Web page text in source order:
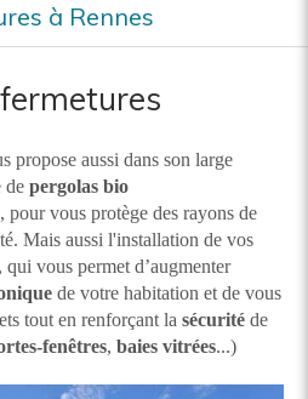
à Rennes
propose aussi dans son large
de pergolas bio
, pour vous protège des rayons de
Mais aussi l'installation de vos
, qui vous permet d’augmenter
de votre habitation et de vous
tout en renforçant la sécurité de
fenêtres, baies vitrées...)